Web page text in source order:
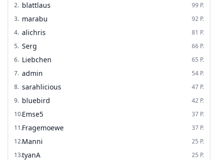
2. blattlaus 99 P.
3. marabu 92 P.
4. alichris 81 P.
5. Serg 66 P.
6. Liebchen 65 P.
7. admin 54 P.
8. sarahlicious 47 P.
9. bluebird 42 P.
10.Emse5 37 P.
11.Fragemoewe 37 P.
12.Manni 25 P.
13.tyanA 25 P.